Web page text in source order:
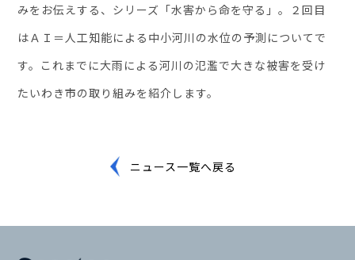
みをお伝えする、シリーズ「水害から命を守る」。２回目
はＡＩ＝人工知能による中小河川の水位の予測についてで
す。これまでに大雨による河川の氾濫で大きな被害を受け
たいわき市の取り組みを紹介します。
ニュース一覧へ戻る